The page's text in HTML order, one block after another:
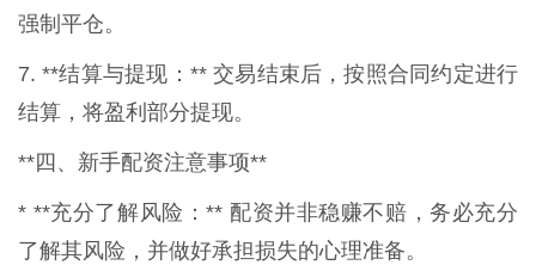
强制平仓。
7. **结算与提现：** 交易结束后，按照合同约定进行
结算，将盈利部分提现。
**四、新手配资注意事项**
* **充分了解风险：** 配资并非稳赚不赔，务必充分
了解其风险，并做好承担损失的心理准备。